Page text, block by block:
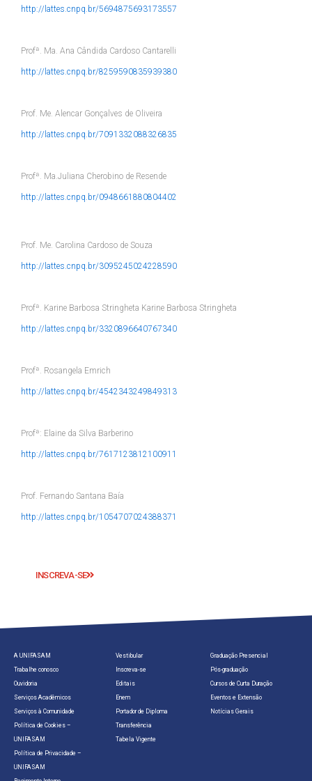
http://lattes.cnpq.br/5694875693173557
Profª. Ma. Ana Cândida Cardoso Cantarelli
http://lattes.cnpq.br/8259590835939380
Prof. Me. Alencar Gonçalves de Oliveira
http://lattes.cnpq.br/7091332088326835
Profª. Ma.Juliana Cherobino de Resende
http://lattes.cnpq.br/0948661880804402
Prof. Me. Carolina Cardoso de Souza
http://lattes.cnpq.br/3095245024228590
Profª. Karine Barbosa Stringheta Karine Barbosa Stringheta
http://lattes.cnpq.br/3320896640767340
Profª. Rosangela Emrich
http://lattes.cnpq.br/4542343249849313
Profª: Elaine da Silva Barberino
http://lattes.cnpq.br/7617123812100911
Prof. Fernando Santana Baía
http://lattes.cnpq.br/1054707024388371
INSCREVA-SE
A UNIFASAM
Trabalhe conosco
Ouvidoria
Serviços Acadêmicos
Serviços à Comunidade
Política de Cookies –
UNIFASAM
Política de Privacidade –
UNIFASAM
Vestibular
Inscreva-se
Editais
Enem
Portador de Diploma
Transferência
Tabela Vigente
Graduação Presencial
Pós-graduação
Cursos de Curta Duração
Eventos e Extensão
Notícias Gerais